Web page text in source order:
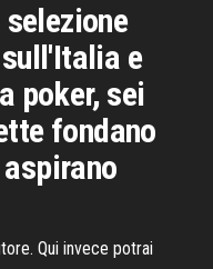
e
poker, sei
fondano
Qui invece potrai